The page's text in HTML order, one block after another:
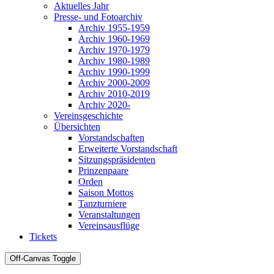
Aktuelles Jahr
Presse- und Fotoarchiv
Archiv 1955-1959
Archiv 1960-1969
Archiv 1970-1979
Archiv 1980-1989
Archiv 1990-1999
Archiv 2000-2009
Archiv 2010-2019
Archiv 2020-
Vereinsgeschichte
Übersichten
Vorstandschaften
Erweiterte Vorstandschaft
Sitzungspräsidenten
Prinzenpaare
Orden
Saison Mottos
Tanzturniere
Veranstaltungen
Vereinsausflüge
Tickets
Off-Canvas Toggle